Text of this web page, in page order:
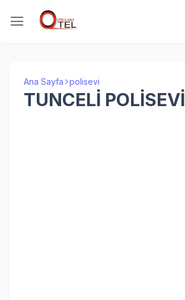
Ana Sayfa polisevi
TUNCELİ POLİSEVİ